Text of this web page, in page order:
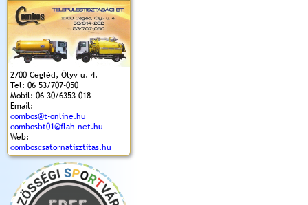
2700 Cegléd, Ölyv u. 4.
Tel: 06 53/707-050
Mobil: 06 30/6353-018
Email:
combos@t-online.hu
combosbt01@flah-net.hu
Web:
comboscsatornatisztitas.hu